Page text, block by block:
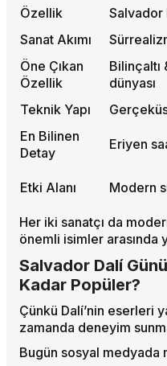
Özellik
Salvador
Sanat Akımı
Öne Çıkan
Özellik
Bilinçaltı
dünyası
Teknik Yapı
En Bilinen
Detay
Eriyen
Etki Alanı Modern
Her iki sanatçı da
önemli isimler arasında
Salvador Dalí
Kadar Popüler?
Çünkü Dalí’nin eserleri
zamanda deneyim
Bugün sosyal medyada